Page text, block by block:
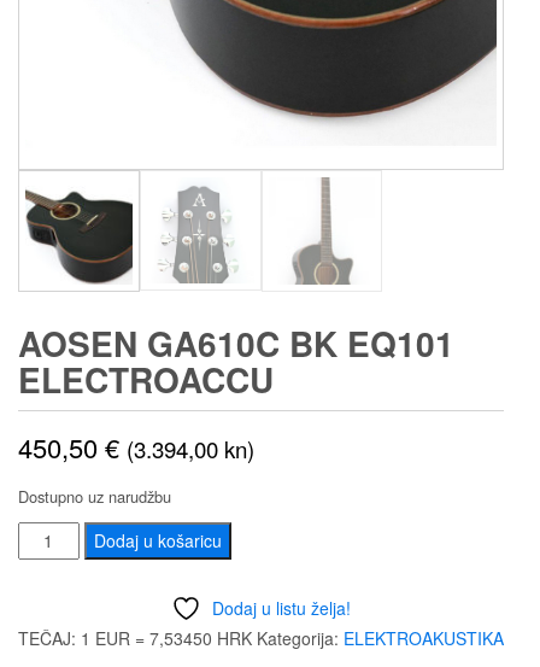
AOSEN GA610C BK EQ101
ELECTROACCU
450,50€ (3.394,00 kn)
Dostupno uz narudžbu
AOSEN
GA610C
EQ101
Dodaj u košaricu
Dodaj u listu želja!
TEČAJ: 1 EUR = 7,53450 HRK Kategorija: ELEKTROAKUSTIKA